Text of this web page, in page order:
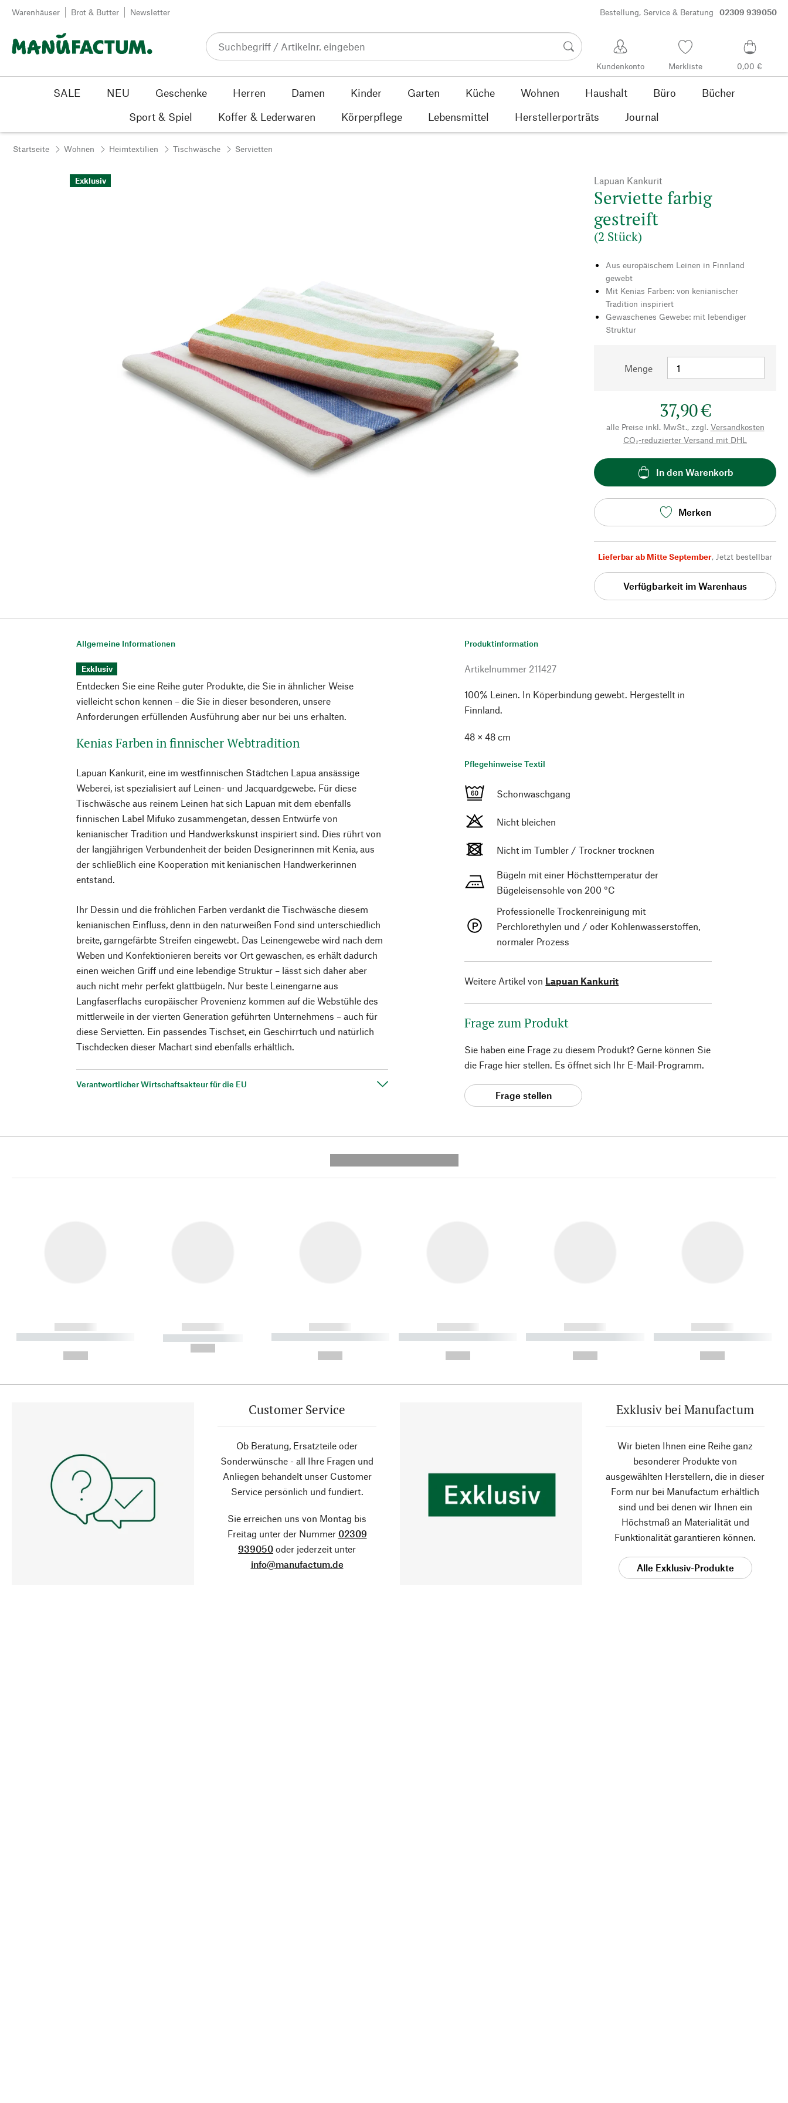
Zum Inhalt springen
Warenhäuser Brot & Butter Newsletter Bestellung, Service & Beratung 02309 939050
Kundenkonto Merkliste 0,00 €
SALE NEU Geschenke Herren Damen Kinder Garten Küche Wohnen Haushalt Büro
Bücher
Sport & Spiel
Koffer & Lederwaren Körperpflege Lebensmittel Herstellerporträts Journal
Startseite Wohnen Heimtextilien Tischwäsche Servietten
Exklusiv Lapuan Kankurit
Serviette farbig
gestreift
(2 Stück)
Aus europäischem Leinen in Finnland
gewebt
Mit Kenias Farben: von kenianischer
Tradition inspiriert
Gewaschenes Gewebe: mit lebendiger
Struktur
Menge
37,90 €
alle Preise inkl. MwSt., zzgl. Versandkosten
CO₂-reduzierter Versand mit DHL
In den Warenkorb
Merken
Lieferbar ab Mitte September, Jetzt bestellbar
Verfügbarkeit im Warenhaus
Allgemeine Informationen
Exklusiv
Entdecken Sie eine Reihe guter Produkte, die Sie in ähnlicher Weise
vielleicht schon kennen – die Sie in dieser besonderen, unsere
Anforderungen erfüllenden Ausführung aber nur bei uns erhalten.
Kenias Farben in finnischer Webtradition
Lapuan Kankurit, eine im westfinnischen Städtchen Lapua ansässige
Weberei, ist spezialisiert auf Leinen- und Jacquardgewebe. Für diese
Tischwäsche aus reinem Leinen hat sich Lapuan mit dem ebenfalls
finnischen Label Mifuko zusammengetan, dessen Entwürfe von
kenianischer Tradition und Handwerkskunst inspiriert sind. Dies rührt von
der langjährigen Verbundenheit der beiden Designerinnen mit Kenia, aus
der schließlich eine Kooperation mit kenianischen Handwerkerinnen
entstand.
Ihr Dessin und die fröhlichen Farben verdankt die Tischwäsche diesem
kenianischen Einfluss, denn in den naturweißen Fond sind unterschiedlich
breite, garngefärbte Streifen eingewebt. Das Leinengewebe wird nach dem
Weben und Konfektionieren bereits vor Ort gewaschen, es erhält dadurch
einen weichen Griff und eine lebendige Struktur – lässt sich daher aber
auch nicht mehr perfekt glattbügeln. Nur beste Leinengarne aus
Langfaserflachs europäischer Provenienz kommen auf die Webstühle des
mittlerweile in der vierten Generation geführten Unternehmens – auch für
diese Servietten. Ein passendes Tischset, ein Geschirrtuch und natürlich
Tischdecken dieser Machart sind ebenfalls erhältlich.
Verantwortlicher Wirtschaftsakteur für die EU
Produktinformation
Artikelnummer 211427
100% Leinen. In Köperbindung gewebt. Hergestellt in
Finnland.
48 × 48 cm
Pflegehinweise Textil
Schonwaschgang
Nicht bleichen
Nicht im Tumbler / Trockner trocknen
Bügeln mit einer Höchsttemperatur der
Bügeleisensohle von 200 °C
Professionelle Trockenreinigung mit
Perchlorethylen und / oder Kohlenwasserstoffen,
normaler Prozess
Weitere Artikel von Lapuan Kankurit
Frage zum Produkt
Sie haben eine Frage zu diesem Produkt? Gerne können Sie
die Frage hier stellen. Es öffnet sich Ihr E-Mail-Programm.
Frage stellen
------------
----------- ----------- ----------
------------
----------- -----------
------------
----------- ----------- ----------
------------
----------- ----------- ----------
------------
----------- ----------- ----------
------------
----------- ----------- ----------
Customer Service
Ob Beratung, Ersatzteile oder
Sonderwünsche - all Ihre Fragen und
Anliegen behandelt unser Customer
Service persönlich und fundiert.
Sie erreichen uns von Montag bis
Freitag unter der Nummer 02309
939050 oder jederzeit unter
info@manufactum.de
Exklusiv bei Manufactum
Wir bieten Ihnen eine Reihe ganz
besonderer Produkte von
ausgewählten Herstellern, die in dieser
Form nur bei Manufactum erhältlich
sind und bei denen wir Ihnen ein
Höchstmaß an Materialität und
Funktionalität garantieren können.
Alle Exklusiv-Produkte